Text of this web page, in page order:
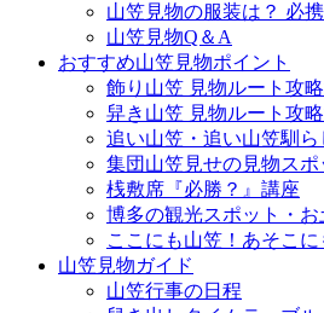
山笠見物の服装は？ 必
山笠見物Q＆A
おすすめ山笠見物ポイント
飾り山笠 見物ルート攻
舁き山笠 見物ルート攻
追い山笠・追い山笠馴ら
集団山笠見せの見物スポ
桟敷席『必勝？』講座
博多の観光スポット・お
ここにも山笠！あそこに
山笠見物ガイド
山笠行事の日程